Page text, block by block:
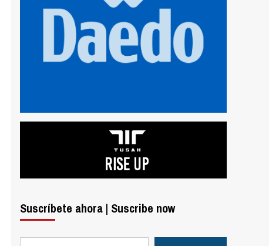
Suscríbete ahora | Suscribe now
Escribe tu correo electrónico…